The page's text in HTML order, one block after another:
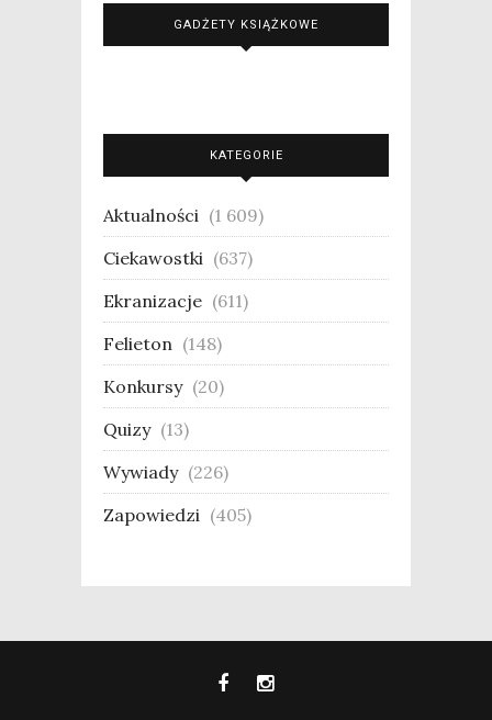
GADŻETY KSIĄŻKOWE
KATEGORIE
Aktualności (1 609)
Ciekawostki (637)
Ekranizacje (611)
Felieton (148)
Konkursy (20)
Quizy (13)
Wywiady (226)
Zapowiedzi (405)